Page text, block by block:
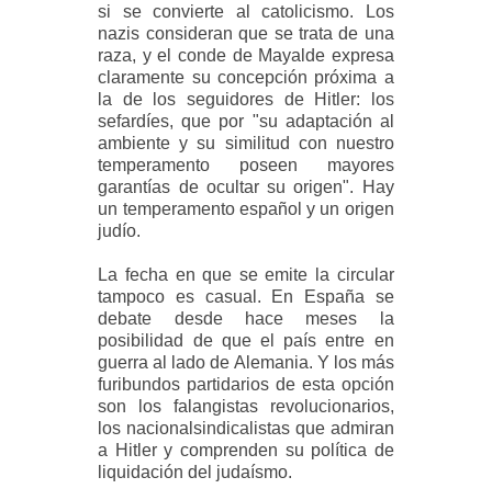
si se convierte al catolicismo. Los
nazis consideran que se trata de una
raza, y el conde de Mayalde expresa
claramente su concepción próxima a
la de los seguidores de Hitler: los
sefardíes, que por "su adaptación al
ambiente y su similitud con nuestro
temperamento poseen mayores
garantías de ocultar su origen". Hay
un temperamento español y un origen
judío.
La fecha en que se emite la circular
tampoco es casual. En España se
debate desde hace meses la
posibilidad de que el país entre en
guerra al lado de Alemania. Y los más
furibundos partidarios de esta opción
son los falangistas revolucionarios,
los nacionalsindicalistas que admiran
a Hitler y comprenden su política de
liquidación del judaísmo.